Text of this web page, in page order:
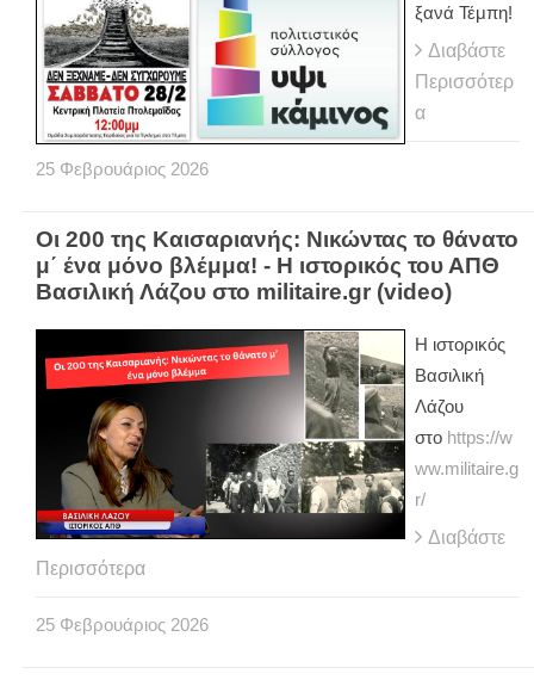
ξανά Τέμπη!
Διαβάστε
Περισσότερ
α
25 Φεβρουάριος 2026
Οι 200 της Καισαριανής: Νικώντας το θάνατο
μ΄ ένα μόνο βλέμμα! - Η ιστορικός του ΑΠΘ
Βασιλική Λάζου στο militaire.gr (video)
Η ιστορικός
Βασιλική
Λάζου
στο https://w
ww.militaire.g
r/
Διαβάστε
Περισσότερα
25 Φεβρουάριος 2026